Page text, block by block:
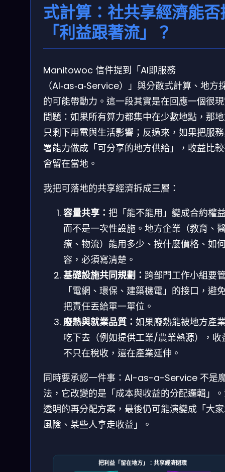
式計算：社共享經濟能否
「利益跟著流」？
Manitowoc 信件提到「AI即服務
（AI‑as‑a‑Service）」與分散式計算、地方
的可能帶動力。這一段其實是在回應一個很
問題：如果所有算力都集中在少數地點，那
只剩下用電與生活影響；反過來，如果把服
署能力做成「可分享的地方供給」，收益比
會留在當地。
我把可落地的共享經濟拆成三層：
容量共享： 把「能不能用」變成合約權
而不是一次性設施。地方企業（教育、
療、物流）能用多少、按什麼價格、如
容，必須寫清楚。
基礎設施共同規劃： 跨部門工作小組要
「電網、環保、建築機電」的接口，避
把責任丟給單一單位。
廢熱與就業品質： 如果廢熱能被地方產
吃下去（例如提供工業/農業熱源），收
不只在稅收，還在產業延伸。
同時要承認一件事：AI-as-a-Service 不是
法，它改變的是「成本與收益的分配邏輯」
透明的再分配方案，最後仍可能演變成「大
風險、某些人拿走收益」。
把利益「留在地方」：共享經濟閉環